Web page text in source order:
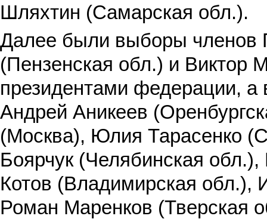
Шляхтин (Самарская обл.).
Далее были выборы членов
(Пензенская обл.) и Виктор
президентами федерации,
Андрей Аникеев
(Москва), Юлия Тарасенко
Боярчук (Челябинская
Котов (Владимирская обл.),
Роман Маренков (Тверская